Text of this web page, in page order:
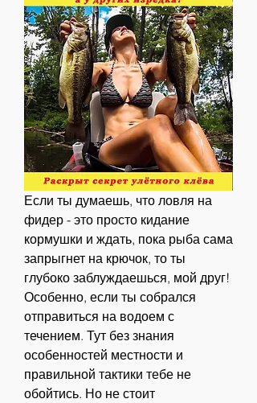
Если ты думаешь, что ловля на
фидер - это просто кидание
кормушки и ждать, пока рыба сама
запрыгнет на крючок, то ты
глубоко заблуждаешься, мой друг!
Особенно, если ты собрался
отправиться на водоем с
течением. Тут без знания
особенностей местности и
правильной тактики тебе не
обойтись. Но не стоит